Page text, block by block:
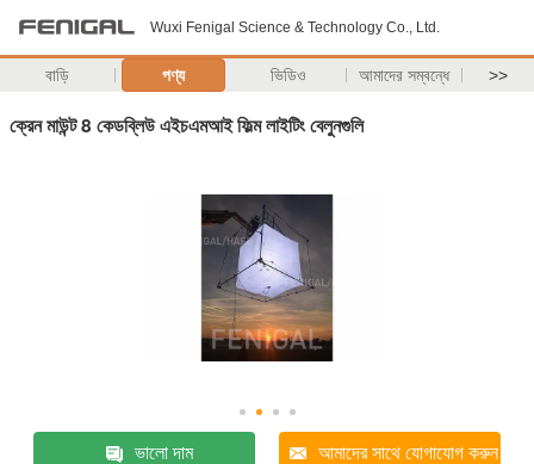
Wuxi Fenigal Science & Technology Co., Ltd.
বাড়ি পণ্য ভিডিও আমাদের সম্বন্ধে >>
ক্রেন মাউন্ট 8 কেডব্লিউ এইচএমআই ফিল্ম লাইটিং বেলুনগুলি
ভালো দাম আমাদের সাথে যোগাযোগ করুন